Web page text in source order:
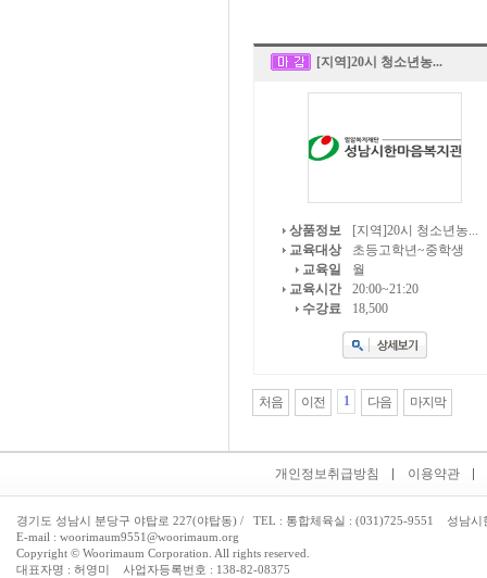
[지역]20시 청소년농...
상품정보
[지역]20시 청소년농...
교육대상
초등고학년~중학생
교육일
월
교육시간
20:00~21:20
수강료
18,500
처음 이전 1 다음 마지막
개인정보취급방침 이용약관
경기도 성남시 분당구 야탑로 227(야탑동) / TEL : 통합체육실 : (031)725-9551 성남시
E-mail : woorimaum9551@woorimaum.org
Copyright © Woorimaum Corporation. All rights reserved.
대표자명 : 허영미 사업자등록번호 : 138-82-08375